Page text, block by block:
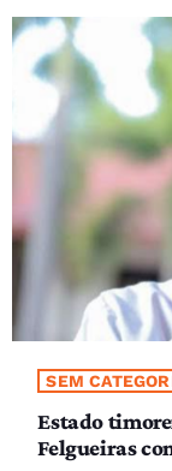
SEM
Estado
Felgueiras